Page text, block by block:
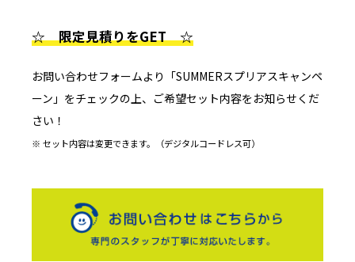
☆ 限定見積りをGET ☆
お問い合わせフォームより「SUMMERスプリアスキャンペ
ーン」をチェックの上、ご希望セット内容をお知らせくだ
さい！
※ セット内容は変更できます。（デジタルコードレス可）